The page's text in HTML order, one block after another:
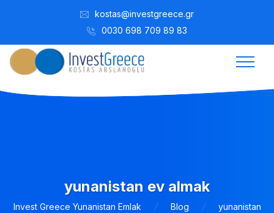
kostas@investgreece.gr
0030 698 709 89 83
yunanistan ev almak
Invest Greece Yunanistan Emlak Blog
yunanistan